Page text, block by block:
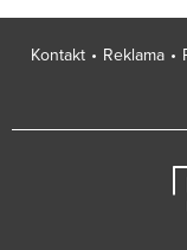
Kontakt Reklama